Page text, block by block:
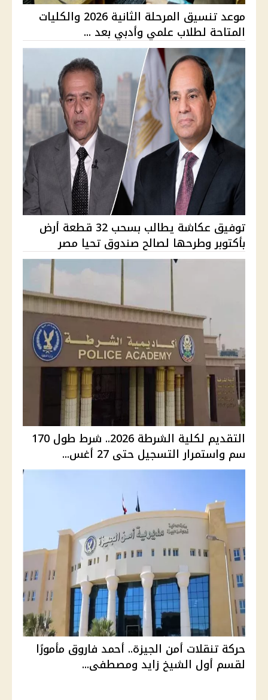
موعد تنسيق المرحلة الثانية 2026 والكليات
المتاحة لطلاب علمي وأدبي بعد ...
توفيق عكاشة يطالب بسحب 32 قطعة أرض
بأكتوبر وطرحها لصالح صندوق تحيا مصر
التقديم لكلية الشرطة 2026.. شرط طول 170
سم واستمرار التسجيل حتى 27 أغس...
حركة تنقلات أمن الجيزة.. أحمد فاروق مأمورًا
لقسم أول الشيخ زايد ومصطفى...